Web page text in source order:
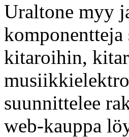
Uraltone myy
kitaroihin,
suunnittelee
web-kauppa